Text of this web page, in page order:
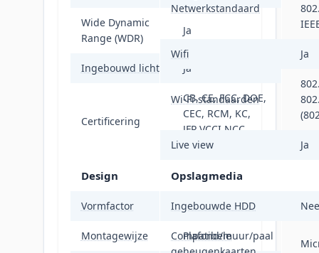
Wide Dynamic
Range (WDR)
Ja
Ingebouwd licht Ja
Certificering
CB, CE, FCC, DOE,
CEC, RCM, KC,
JFR,VCCI,NCC,
BSMI, NTRA, IP65
Design
Vormfactor Bulb
Montagewijze Plafond/muur/paal
Netwerkstandaard
Wifi Ja
Wi-Fi-standaarden
Live view Ja
Opslagmedia
Ingebouwde HDD Nee
Compatibele